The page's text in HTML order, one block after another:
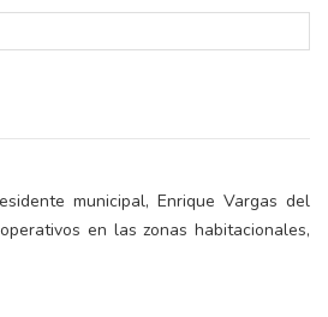
municipal, Enrique Vargas del
en las zonas habitacionales,